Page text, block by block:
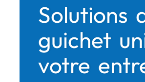
Solutions
guichet
votre